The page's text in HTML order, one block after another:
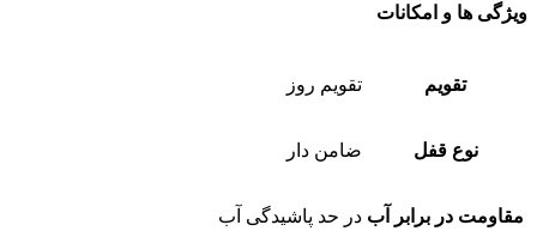
ویژگی ها و امکانات
تقویم تقویم روز
نوع قفل ضامن دار
مقاومت در برابر آب در حد پاشیدگی آب